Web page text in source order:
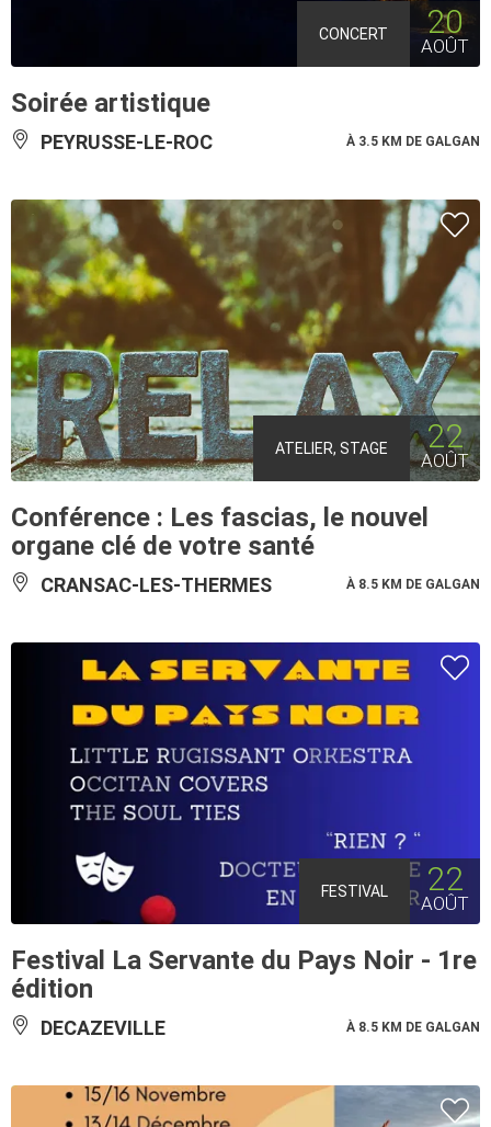
CONCERT 20
AOÛT
Soirée artistique
PEYRUSSE-LE-ROC À 3.5 KM DE GALGAN
ATELIER, STAGE 22
AOÛT
Conférence : Les fascias, le nouvel
organe clé de votre santé
CRANSAC-LES-THERMES À 8.5 KM DE GALGAN
FESTIVAL 22
AOÛT
Festival La Servante du Pays Noir - 1re
édition
DECAZEVILLE À 8.5 KM DE GALGAN